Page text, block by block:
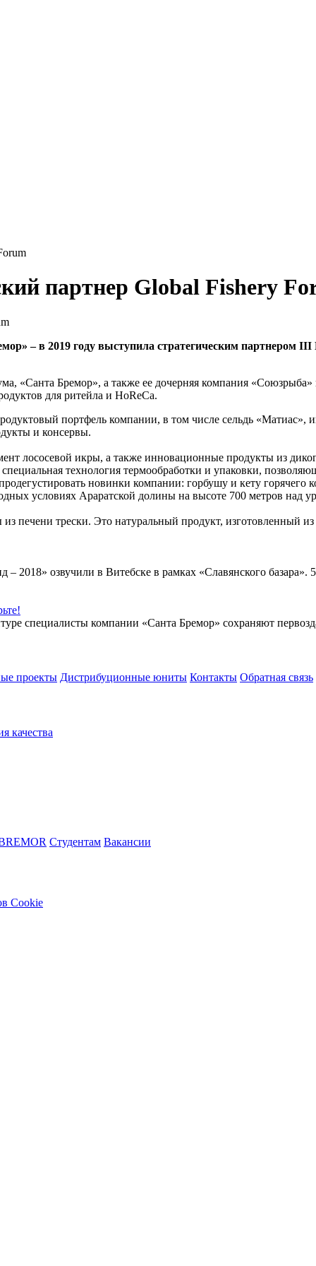
партнер Global Fishery
– в 2019 году выступила стратегическим
«Санта Бремор», а также ее дочерняя компания
для ритейла и HoReCa.
портфель компании, в том числе сельдь «Матиас»,
и консервы.
лососевой икры, а также инновационные продукты из
технология термообработки и упаковки,
новинки компании: горбушу и кету
условиях Араратской долины на высоте 700 метров над
печени трески. Это натуральный продукт, изготовленный
2018» озвучили в Витебске в рамках «Славянского
специалисты компании «Санта Бремор» сохраняют
проекты Дистрибуционные юниты Контакты Обратная связь
качества
Студентам Вакансии
Cookie